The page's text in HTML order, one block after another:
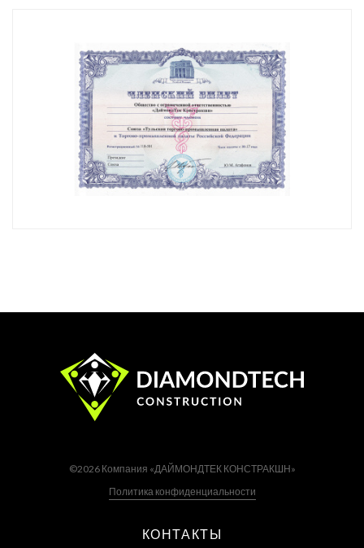
©2026 Компания «ДАЙМОНДТЕК КОНСТРАКШН»
Политика конфиденциальности
КОНТАКТЫ